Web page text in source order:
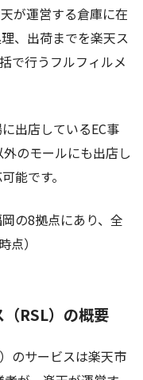
が運営する倉庫に在
、出荷までを楽天ス
で行うフルフィルメ
出店しているEC事
のモールにも出店し
能です。
の8拠点にあり、全
）
RSL）の概要
のサービスは楽天市